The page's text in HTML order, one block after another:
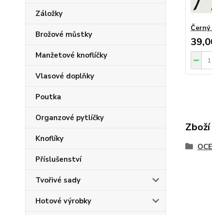
Záložky
Brožové můstky
Manžetové knoflíčky
Vlasové doplňky
Poutka
Organzové pytlíčky
Knoflíky
Příslušenství
Tvořivé sady
Hotové výrobky
Černý